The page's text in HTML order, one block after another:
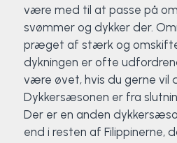
være med til at passe på
svømmer og dykker der.
præget af stærk og
dykningen er ofte
være øvet, hvis du gerne vil
Dykkersæsonen er fra
Der er en anden
end i resten af Filippinerne,